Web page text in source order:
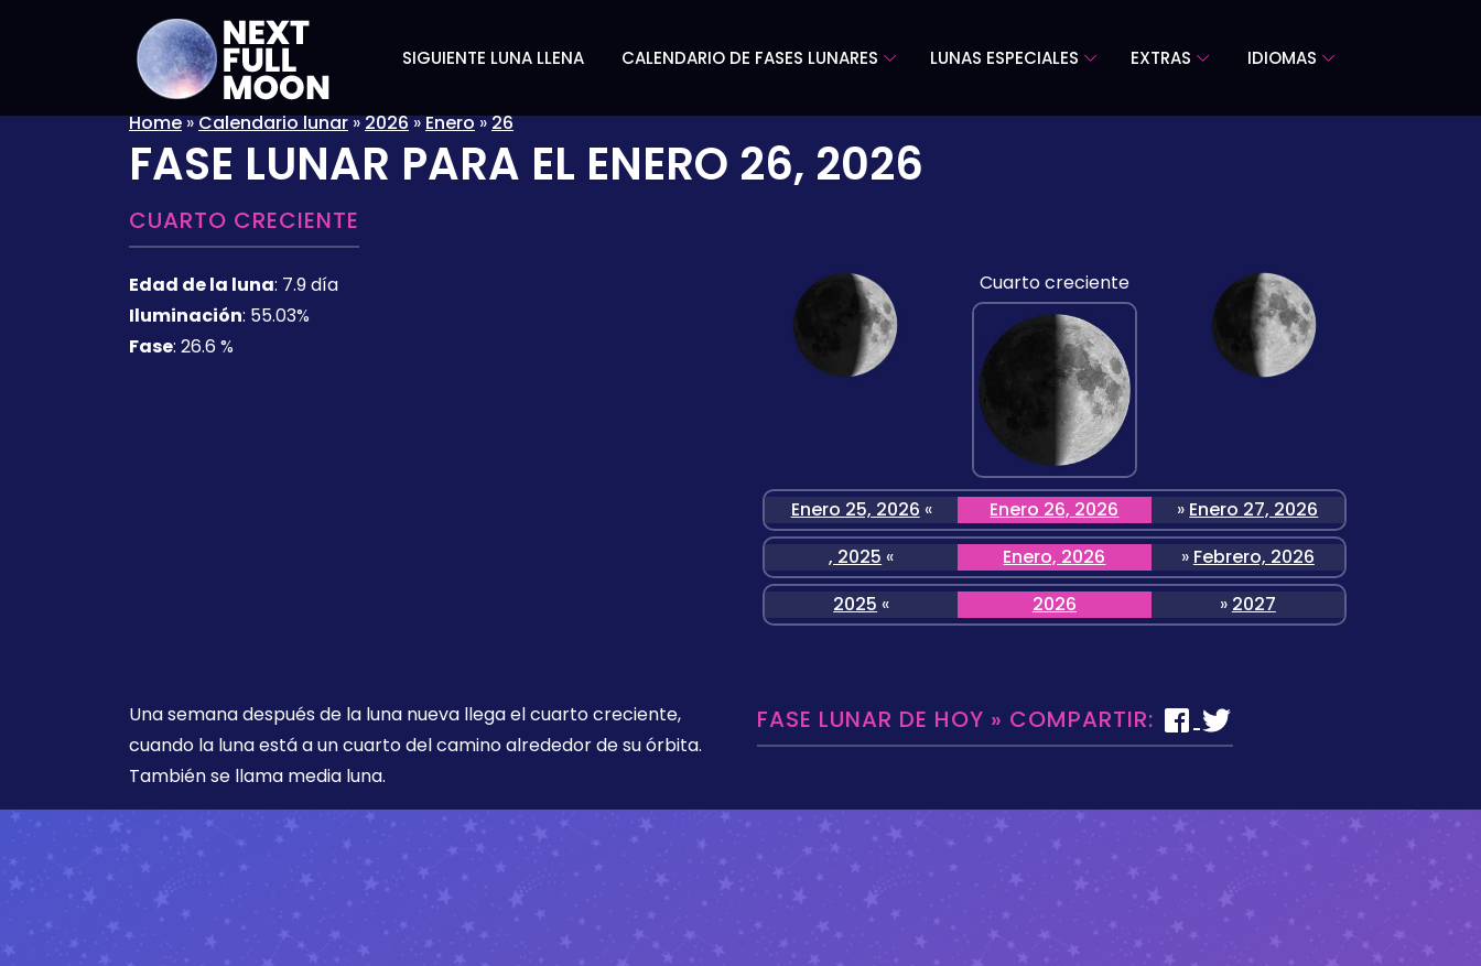
SIGUIENTE LUNA LLENA CALENDARIO DE FASES LUNARES LUNAS ESPECIALES EXTRAS IDIOMAS
Home»Calendario lunar»2026»Enero»26
FASE LUNAR PARA EL ENERO 26, 2026
CUARTO CRECIENTE
Edad de la luna: 7.9 día
Iluminación: 55.03%
Fase: 26.6 %
Cuarto creciente
Enero 25, 2026 « Enero 26, 2026 » Enero 27, 2026
, 2025 « Enero, 2026 » Febrero, 2026
2025 « 2026 » 2027
Una semana después de la luna nueva llega el cuarto creciente,
cuando la luna está a un cuarto del camino alrededor de su órbita.
También se llama media luna.
FASE LUNAR DE HOY » COMPARTIR: